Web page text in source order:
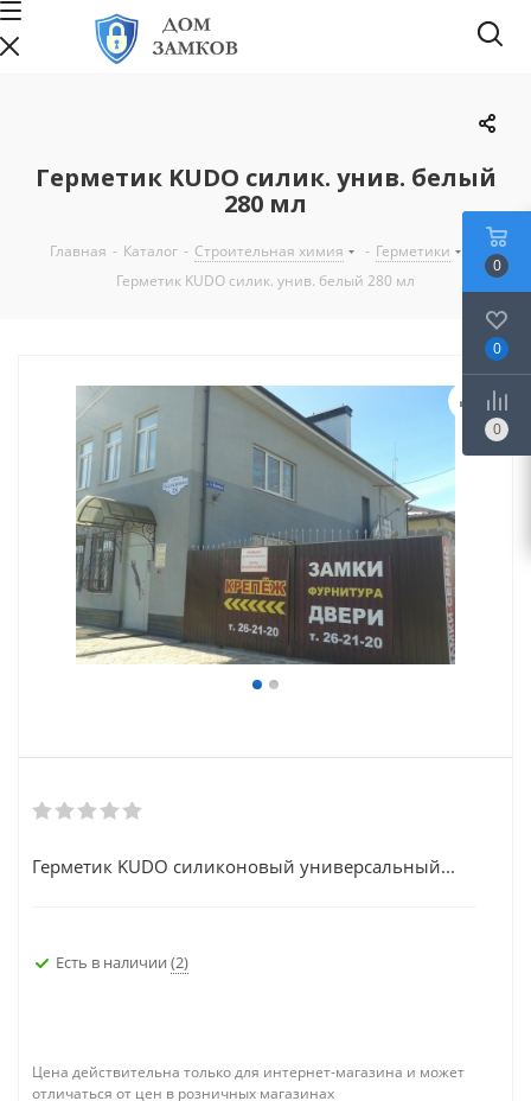
Герметик KUDO силик. унив. белый
280 мл
Главная - Каталог - Строительная химия - Герметики
Герметик KUDO силик. унив. белый 280 мл
Герметик KUDO силиконовый универсальный...
Есть в наличии (2)
Цена действительна только для интернет-магазина и может
отличаться от цен в розничных магазинах
0
0
0